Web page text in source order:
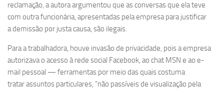
reclamação, a autora argumentou que as conversas que ela teve
com outra funcionária, apresentadas pela empresa para justificar
a demissão por justa causa, são ilegais.
Para a trabalhadora, houve invasão de privacidade, pois a empresa
autorizava o acesso à rede social Facebook, ao chat MSN e ao e-
mail pessoal — ferramentas por meio das quais costuma
tratar assuntos particulares, “não passíveis de visualização pela